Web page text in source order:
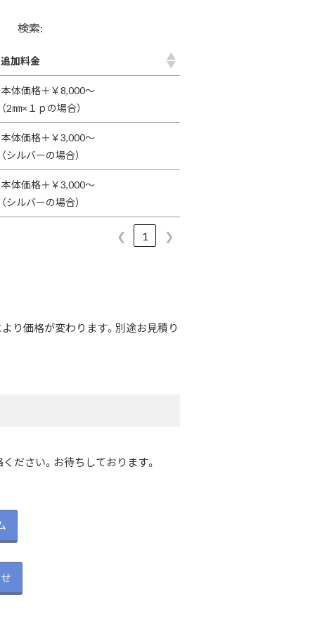
検索:
追加料金
本体価格＋￥8,000～
（2㎜×１ｐの場合）
本体価格＋￥3,000～
（シルバーの場合）
本体価格＋￥3,000～
（シルバーの場合）
❮ 1 ❯
り価格が変わります。別途お見積り
ださい。お待ちしております。